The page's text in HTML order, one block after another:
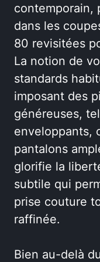
contemporain,
dans les
80 revisitées
La notion de
standards
imposant des
généreuses,
enveloppants,
pantalons
glorifie la
subtile qui
prise couture
raffinée.
Bien au-delà